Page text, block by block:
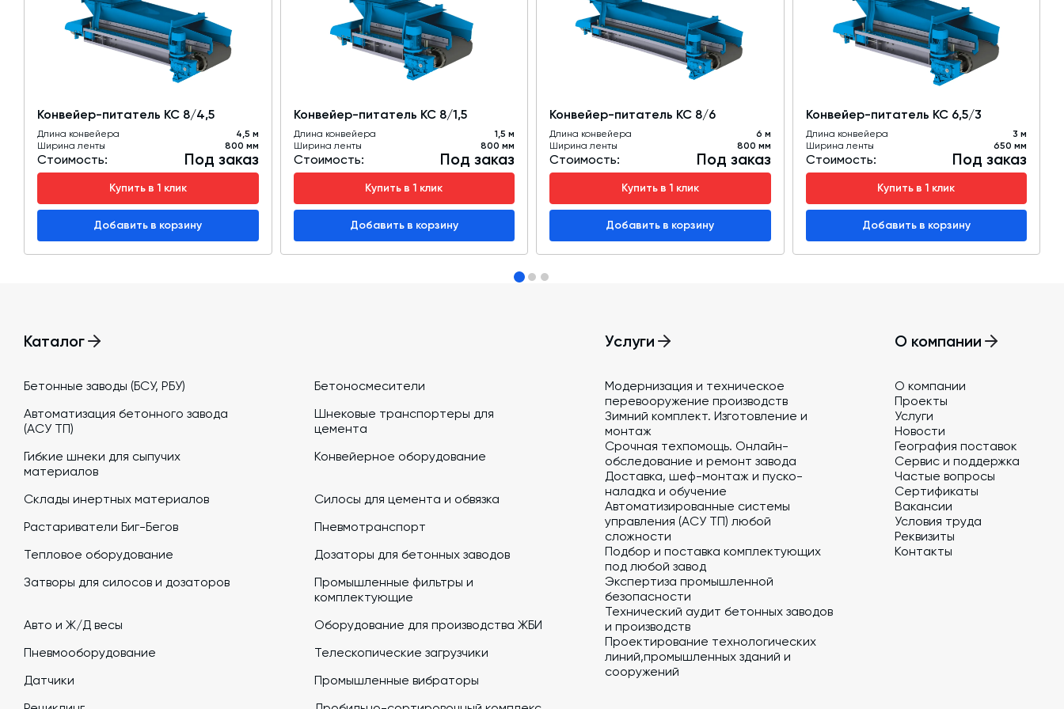
Для транспортировки материалов, выделяющих обильную пыль ленточный питатель может
быть оборудован специальным аспирационным кожухом.
Конвейер-питатель КС 8/4,5
Длина конвейера
4,5 м
Ширина ленты
800 мм
Стоимость: Под заказ
Купить в 1 клик
Добавить в корзину
Конвейер-питатель КС 8/1,5
Длина конвейера
1,5 м
Ширина ленты
800 мм
Стоимость: Под заказ
Купить в 1 клик
Добавить в корзину
Конвейер-питатель КС 8/6
Длина конвейера
6 м
Ширина ленты
800 мм
Стоимость: Под заказ
Купить в 1 клик
Добавить в корзину
Конвейер-питатель КС 6,5/3
Длина конвейера
3 м
Ширина ленты
650 мм
Стоимость: Под заказ
Купить в 1 клик
Добавить в корзину
Каталог
Бетонные заводы (БСУ, РБУ)
Бетоносмесители
Автоматизация бетонного завода
(АСУ ТП)
Шнековые транспортеры для
цемента
Гибкие шнеки для сыпучих
материалов
Конвейерное оборудование
Склады инертных материалов
Силосы для цемента и обвязка
Растариватели Биг-Бегов
Пневмотранспорт
Тепловое оборудование
Дозаторы для бетонных заводов
Затворы для силосов и дозаторов
Промышленные фильтры и
комплектующие
Авто и Ж/Д весы
Оборудование для производства ЖБИ
Пневмооборудование
Телескопические загрузчики
Датчики
Промышленные вибраторы
Услуги
Модернизация и техническое
перевооружение производств
Зимний комплект. Изготовление и
монтаж
Срочная техпомощь. Онлайн-
обследование и ремонт завода
Доставка, шеф-монтаж и пуско-
наладка и обучение
Автоматизированные системы
управления (АСУ ТП) любой
сложности
Подбор и поставка комплектующих
под любой завод
Экспертиза промышленной
безопасности
Технический аудит бетонных заводов
и производств
Проектирование технологических
линий,промышленных зданий и
сооружений
О компании
О компании
Проекты
Услуги
Новости
География поставок
Сервис и поддержка
Частые вопросы
Сертификаты
Вакансии
Условия труда
Реквизиты
Контакты